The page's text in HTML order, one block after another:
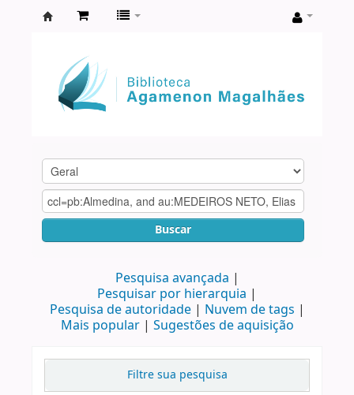
Agamenon
Magalhães
Buscar
Pesquisa avançada
Pesquisar por hierarquia
Pesquisa de autoridade
Nuvem de tags
Mais popular
Sugestões de aquisição
Filtre sua pesquisa